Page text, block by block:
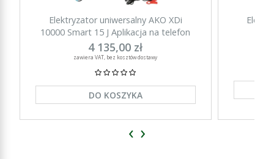
Elektryzator uniwersalny AKO XDi
10000 Smart 15 J Aplikacja na telefon
4 135,00 zł
zawiera VAT, bez kosztów dostawy
DO KOSZYKA
‹ ›